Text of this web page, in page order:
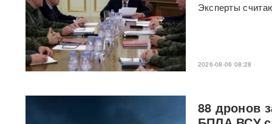
«Горит дело всей моей
жизни»: ВС РФ ударили по
крупнейшему складу
маркетплейса Rozetka в
Броварах после атаки на
WildberriesВИДЕО
сбили более 100 БПЛА: горит
Эксперты
2026-08-06 08:28
88 дронов